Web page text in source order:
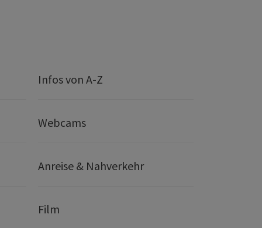
Infos von A-Z
Webcams
Anreise & Nahverkehr
Film